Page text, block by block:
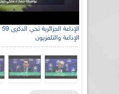
الإذاعة والتلفزيون